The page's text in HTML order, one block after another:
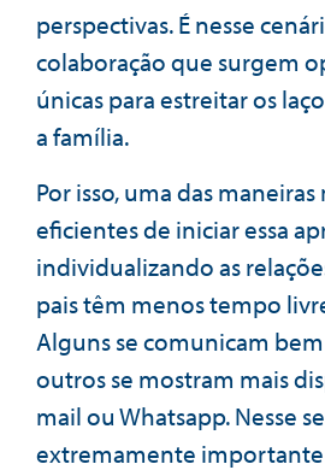
perspectivas. É nesse
colaboração que surgem
únicas para estreitar os
a família.
Por isso, uma das
eficientes de iniciar essa
individualizando as
pais têm menos tempo
Alguns se comunicam
outros se mostram mais
mail ou Whatsapp. Nesse
extremamente importante